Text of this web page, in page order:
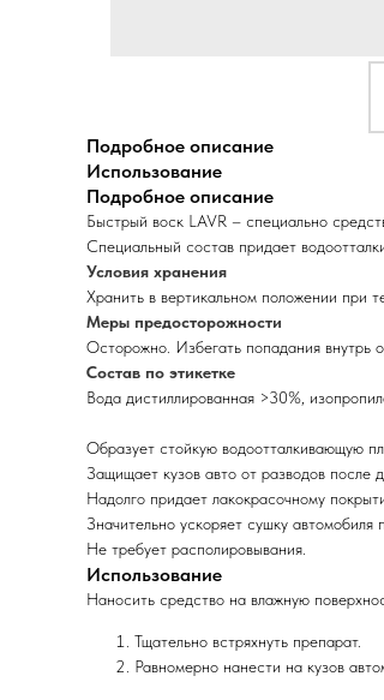
Подробное описание
Использование
Подробное описание
Быстрый воск LAVR – специально
Специальный состав придает
Условия хранения
Хранить в вертикальном положении при
Меры предосторожности
Осторожно. Избегать попадания внутрь
Состав по этикетке
Вода дистиллированная >30%,
Образует стойкую водоотталкивающую
Защищает кузов авто от разводов после
Надолго придает лакокрасочному
Значительно ускоряет сушку автомобиля
Не требует располировывания.
Использование
Наносить средство на влажную
Тщательно встряхнуть препарат.
Равномерно нанести на кузов